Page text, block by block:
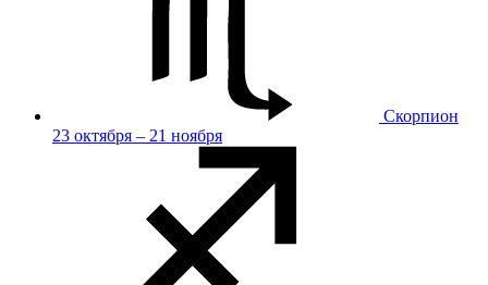
Скорпион
23 октября – 21 ноября